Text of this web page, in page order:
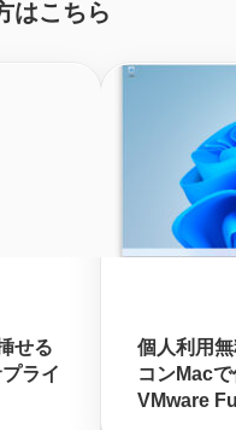
はこちら
せる
ライ
個人利用
コンMac
VMware